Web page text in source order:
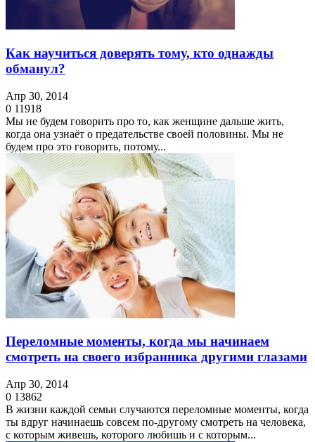
Как научиться доверять тому, кто однажды
обманул?
Апр 30, 2014
0 11918
Мы не будем говорить про то, как женщине дальше жить,
когда она узнаёт о предательстве своей половины. Мы не
будем про это говорить, потому...
Переломные моменты, когда мы начинаем
смотреть на своего избранника другими глазами
Апр 30, 2014
0 13862
В жизни каждой семьи случаются переломные моменты, когда
ты вдруг начинаешь совсем по-другому смотреть на человека,
с которым живешь, которого любишь и с которым...